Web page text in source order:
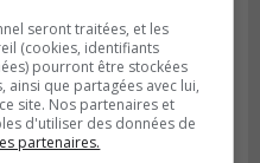
seront traitées, et les
(cookies, identifiants
pourront être stockées
ainsi que partagées avec lui,
site. Nos partenaires et
d'utiliser des données de
partenaires.